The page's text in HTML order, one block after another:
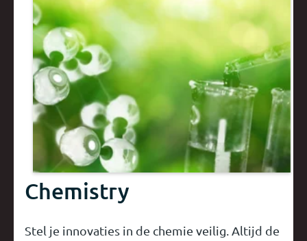
Chemistry
Stel je innovaties in de chemie veilig. Altijd de